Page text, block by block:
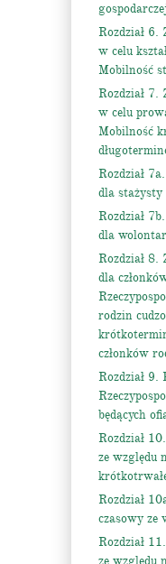
gospodarczej
Rozdział 6.
w celu
Mobilność
Rozdział 7.
w celu
Mobilność
Rozdział
dla stażysty
Rozdział
dla
Rozdział 8.
dla
rodzin
członków
Rozdział
będących
Rozdział
ze względu
Rozdział
czasowy ze
Rozdział
ze względu